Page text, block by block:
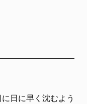
日に早く沈むよう